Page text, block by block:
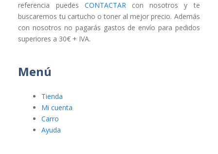
referencia puedes CONTACTARcon nosotros y te
buscaremos tu cartucho o toner al mejor precio. Además
con nosotros no pagarás gastos de envío para pedidos
superiores a 30€ + IVA.
Menú
Tienda
Mi cuenta
Carro
Ayuda